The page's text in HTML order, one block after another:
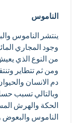
الناموس
ينتشر الناموس
وجود المجاري
من النوع الذي
ومن ثم تتطاير
دم الانسان
وبالتالي تسبب
الحكة والهرش
الناموس والبعوض